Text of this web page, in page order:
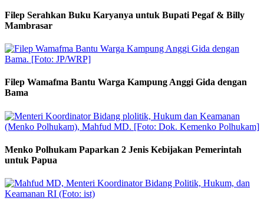
Filep Serahkan Buku Karyanya untuk Bupati Pegaf & Billy
Mambrasar
Filep Wamafma Bantu Warga Kampung Anggi Gida dengan
Bama
Menko Polhukam Paparkan 2 Jenis Kebijakan Pemerintah
untuk Papua